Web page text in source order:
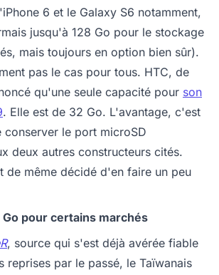
6 et le Galaxy S6 notamment,
jusqu'à 128 Go pour le stockage
mais toujours en option bien sûr).
pas le cas pour tous. HTC, de
qu'une seule capacité pour son
. Elle est de 32 Go. L'avantage, c'est
le port microSD
deux autres constructeurs cités.
de même décidé d'en faire un peu
pour certains marchés
, source qui s'est déjà avérée fiable
reprises par le passé, le Taïwanais